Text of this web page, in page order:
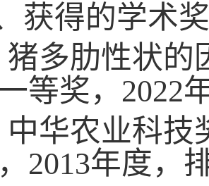
获得的学术
猪多肋性状的
等奖， 2022
中华农业科技
2013年度，